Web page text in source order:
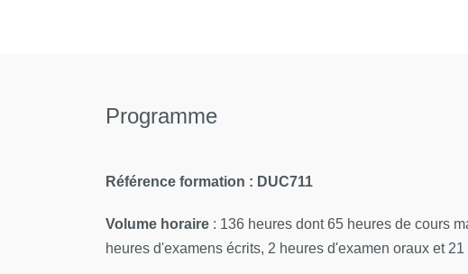
Programme
Référence formation : DUC711
Volume horaire : 136 heures dont 65 heures de cours
heures d'examens écrits, 2 heures d'examen oraux et